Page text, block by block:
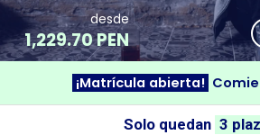
desde
1,229.70 PEN
¡Matrícula abierta!
Solo quedan 3